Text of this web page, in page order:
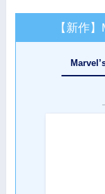
【新作